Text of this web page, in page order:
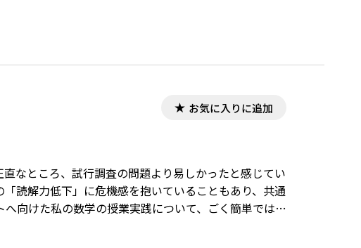
お気に入りに追加
なところ、試行調査の問題より易しかったと感じてい
読解力低下」に危機感を抱いていることもあり、共通
向けた私の数学の授業実践について、ごく簡単ではあ